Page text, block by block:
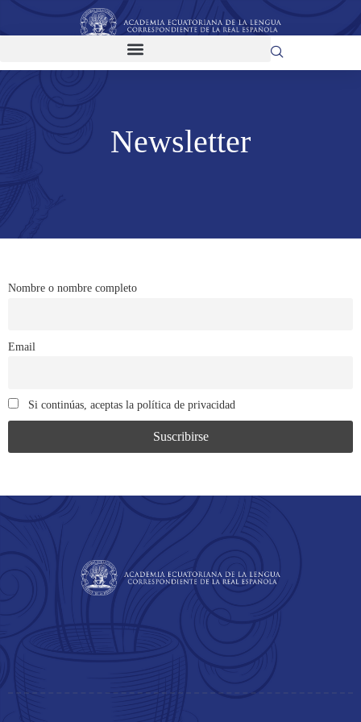
Newsletter
Nombre o nombre completo
Email
Si continúas, aceptas la política de privacidad